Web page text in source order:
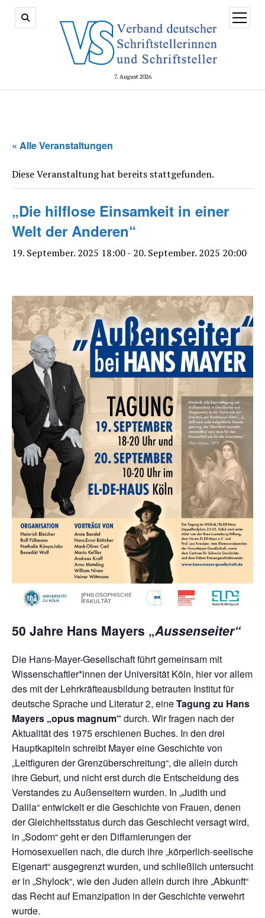
7. August 2026
Menü
öffnen
« Alle Veranstaltungen
Diese Veranstaltung hat bereits stattgefunden.
„Die hilflose Einsamkeit in einer
Welt der Anderen“
19. September. 2025 18:00- 20. September. 2025 20:00
50 Jahre Hans Mayers „Aussenseiter“
Die Hans-Mayer-Gesellschaft führt gemeinsam mit
Wissenschaftler*innen der Universität Köln, hier vor allem
des mit der Lehrkräfteausbildung betrauten Institut für
deutsche Sprache und Literatur 2, eineTagung zu Hans
Mayers „opus magnum“ durch. Wir fragen nach der
Aktualität des 1975 erschienen Buches. In den drei
Hauptkapiteln schreibt Mayer eine Geschichte von
„Leitfiguren der Grenzüberschreitung“, die allein durch
ihre Geburt, und nicht erst durch die Entscheidung des
Verstandes zu Außenseitern wurden. In „Judith und
Dalila“ entwickelt er die Geschichte von Frauen, denen
der Gleichheitsstatus durch das Geschlecht versagt wird,
in „Sodom“ geht er den Diffamierungen der
Homosexuellen nach, die durch ihre „körperlich-seelische
Eigenart“ ausgegrenzt wurden, und schließlich untersucht
er in „Shylock“, wie den Juden allein durch ihre „Abkunft“
das Recht auf Emanzipation in der Geschichte verwehrt
wurde.